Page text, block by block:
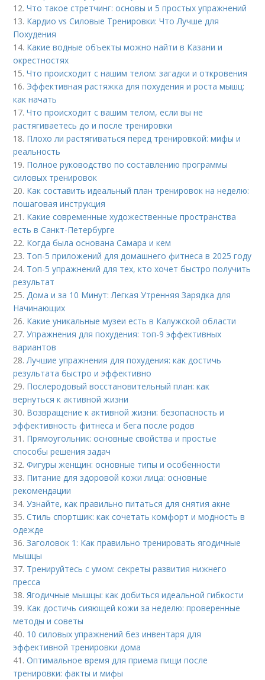
12.Что такое стретчинг: основы и 5 простых упражнений
13. Кардио vs Силовые Тренировки: Что Лучше для
Похудения
14. Какие водные объекты можно найти в Казани и
окрестностях
15.Что происходит с нашим телом: загадки и откровения
16. Эффективная растяжка для похудения и роста мышц:
как начать
17.Что происходит с вашим телом, если вы не
растягиваетесь до и после тренировки
18. Плохо ли растягиваться перед тренировкой: мифы и
реальность
19. Полное руководство по составлению программы
силовых тренировок
20. Как составить идеальный план тренировок на неделю:
пошаговая инструкция
21. Какие современные художественные пространства
есть в Санкт-Петербурге
22. Когда была основана Самара и кем
23. Топ-5 приложений для домашнего фитнеса в 2025 году
24. Топ-5 упражнений для тех, кто хочет быстро получить
результат
25.Дома и за 10 Минут: Легкая Утренняя Зарядка для
Начинающих
26. Какие уникальные музеи есть в Калужской области
27.Упражнения для похудения: топ-9 эффективных
вариантов
28.Лучшие упражнения для похудения: как достичь
результата быстро и эффективно
29. Послеродовый восстановительный план: как
вернуться к активной жизни
30. Возвращение к активной жизни: безопасность и
эффективность фитнеса и бега после родов
31. Прямоугольник: основные свойства и простые
способы решения задач
32.Фигуры женщин: основные типы и особенности
33. Питание для здоровой кожи лица: основные
рекомендации
34.Узнайте, как правильно питаться для снятия акне
35.Стиль спортшик: как сочетать комфорт и модность в
одежде
36.Заголовок 1: Как правильно тренировать ягодичные
мышцы
37. Тренируйтесь с умом: секреты развития нижнего
пресса
38.Ягодичные мышцы: как добиться идеальной гибкости
39. Как достичь сияющей кожи за неделю: проверенные
методы и советы
40. 10 силовых упражнений без инвентаря для
эффективной тренировки дома
41.Оптимальное время для приема пищи после
тренировки: факты и мифы